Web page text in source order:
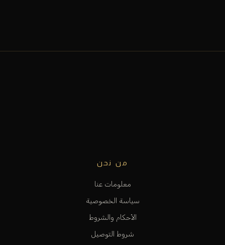
من نحن
معلومات عنا
سياسة الخصوصية
الأحكام والشروط
شروط التوصيل